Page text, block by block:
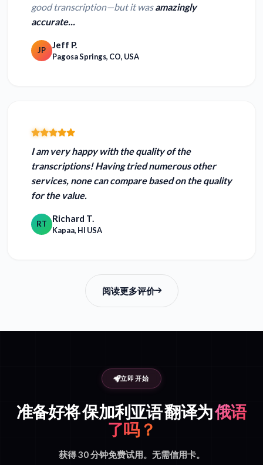
good transcription—but it wasamazingly
accurate...
JP Jeff P.
Pagosa Springs, CO, USA
I am very happy with the quality of the
transcriptions!Having tried numerous other
services, none can compare based on the quality
for the value.
RT Richard T.
Kapaa, HI USA
阅读更多评价
立即开始
准备好将 保加利亚语 翻译为俄语
了吗？
获得 30 分钟免费试用。无需信用卡。